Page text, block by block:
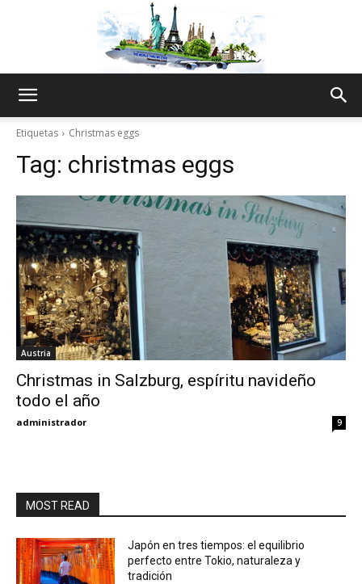
World
Thru
Etiquetas Christmas eggs
Tag: christmas eggs
Austria
Christmas in Salzburg, espíritu navideño
todo el año
administrador 9
MOST READ
Japón en tres tiempos: el equilibrio
perfecto entre Tokio, naturaleza y
tradición